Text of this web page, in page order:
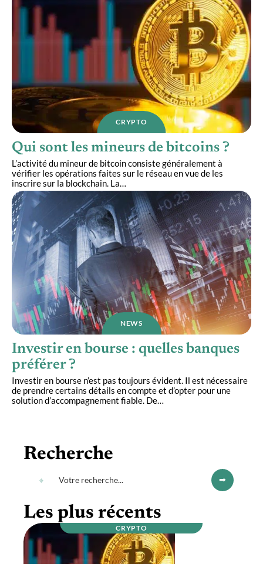
CRYPTO
Qui sont les mineurs de bitcoins ?
L’activité du mineur de bitcoin consiste généralement à
vérifier les opérations faites sur le réseau en vue de les
inscrire sur la blockchain. La…
NEWS
Investir en bourse : quelles banques
préférer ?
Investir en bourse n’est pas toujours évident. Il est nécessaire
de prendre certains détails en compte et d’opter pour une
solution d’accompagnement fiable. De…
Recherche
Les plus récents
CRYPTO